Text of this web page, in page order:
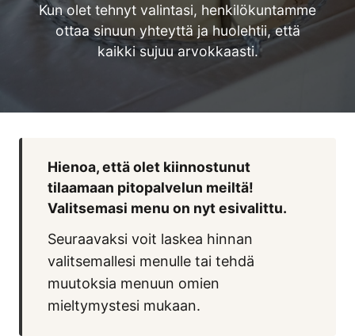
Kun olet tehnyt valintasi, henkilökuntamme
ottaa sinuun yhteyttä ja huolehtii, että
kaikki sujuu arvokkaasti.
Hienoa, että olet kiinnostunut
tilaamaan pitopalvelun meiltä!
Valitsemasi menu on nyt esivalittu.
Seuraavaksi voit laskea hinnan
valitsemallesi menulle tai tehdä
muutoksia menuun omien
mieltymystesi mukaan.